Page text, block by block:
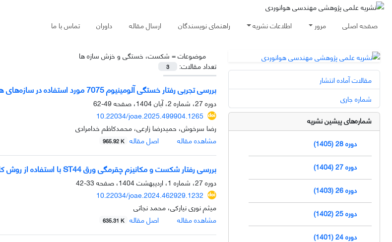
صفحه اصلی مرور اطلاعات نشریه راهنمای نویسندگان ارسال مقاله داوران تماس با ما
موضوعات = شکست، خستگی و خزش سازه ها
تعداد مقالات:
3
بررسی تجربی رفتار خستگی آلومینیوم 7075 مورد استفاده در سازه‌های هواپیما در اثر پدیده پیری
دوره 27، شماره 2، آبان 1404، صفحه
49-62
10.22034/joae.2025.499904.1265
رضا سرخوش، حمیدرضا زارعی، محمدکاظم خدامرادی
مشاهده مقاله
اصل مقاله 965.92 K
بررسی رفتار شکست و مکانیزم چقرمگی ورق ST44 با استفاده از روش کار ضروری شکست
دوره 27، شماره 1، اردیبهشت 1404، صفحه
33-42
10.22034/joae.2024.462929.1232
میثم نوری نیارکی، محمد نجاتی
مشاهده مقاله
اصل مقاله 635.31 K
مقالات آماده انتشار
شماره جاری
شماره‌های پیشین نشریه
دوره 28 (1405)
دوره 27 (1404)
دوره 26 (1403)
دوره 25 (1402)
دوره 24 (1401)